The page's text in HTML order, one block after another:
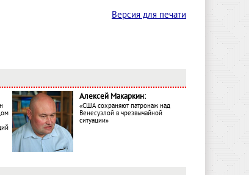
Версия для печати
Алексей Макаркин:
«США сохраняют патронаж над
Венесуэлой в чрезвычайной
ситуации»